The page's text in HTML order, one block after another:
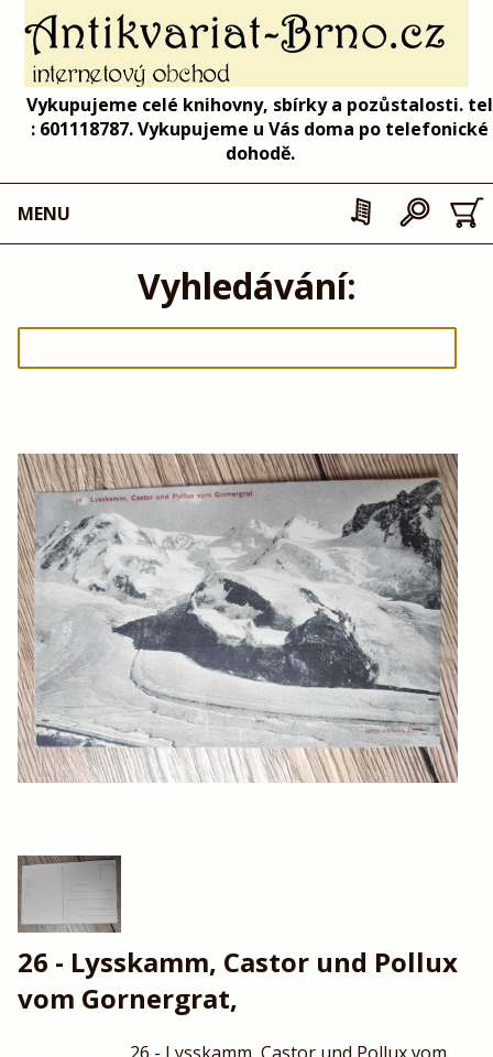
Vykupujeme celé knihovny, sbírky a pozůstalosti. tel
: 601118787. Vykupujeme u Vás doma po telefonické
dohodě.
MENU
Vyhledávání:
26 - Lysskamm, Castor und Pollux
vom Gornergrat,